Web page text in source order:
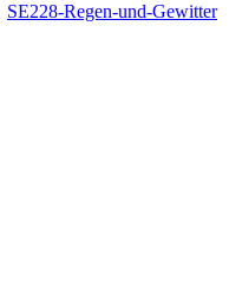
SE228-Regen-und-Gewitter